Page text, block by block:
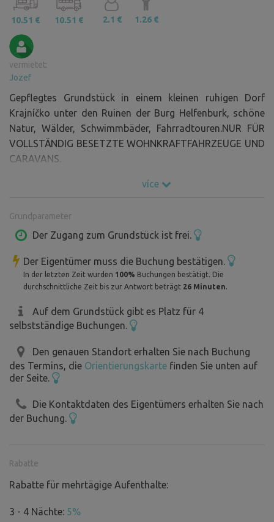
10.51 € 10.51 € 2.1 € 1.26 €
vermietet:
Jozef
Gepflegtes Grundstück in einem kleinen ruhigen Dorf
Krajníčko unter den Ruinen der Burg Helfenburk, schöne
Natur, Wälder, Schwimmbäder, Fahrradtouren.NUR FÜR
VOLLSTÄNDIG BESETZTE WOHNKRAFTFAHRZEUGE UND
CARAVANS.
více
Grundparameter
Der Zugang zum Grundstück ist frei.
Der Eigentümer muss die Buchung bestätigen.
In der letzten Zeit wurden 100% Buchungen bestätigt. Die
durchschnittliche Zeit bis zur Antwort beträgt 26 Minuten.
Auf dem Grundstück gibt es Platz für 4
selbstständige Buchungen.
Den genauen Standort erhalten Sie nach Buchung
des Termins, die Orientierungskarte finden Sie unten auf
der Seite.
Die Kontaktdaten des Eigentümers erhalten Sie nach
der Buchung.
Rabatte
Rabatte für mehrtägige Aufenthalte:
3 - 4 Nächte: 5%